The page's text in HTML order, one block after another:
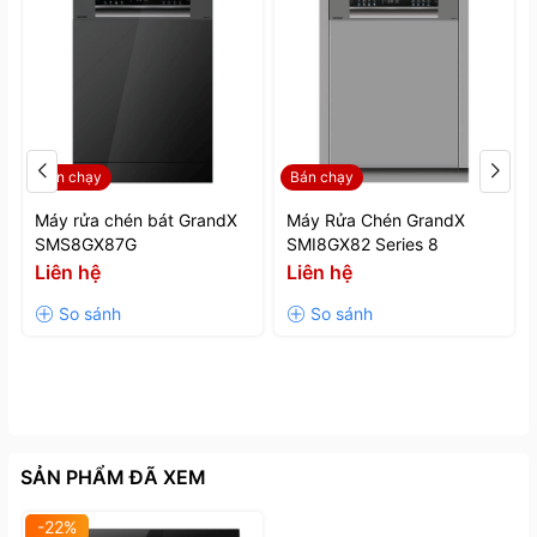
Bán chạy
Máy rửa chén bát GrandX
SMS8GX87G
Liên hệ
Bán chạy
Máy Rửa Chén GrandX
SMI8GX82 Series 8
Liên hệ
SẢN PHẨM ĐÃ XEM
-22%